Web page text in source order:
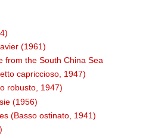
(1961)
from the South China Sea
capriccioso, 1947)
robusto, 1947)
(1956)
(Basso ostinato, 1941)